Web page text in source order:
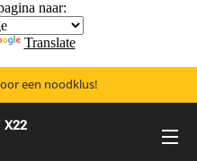
naar:
Translate
een noodklus!
X22